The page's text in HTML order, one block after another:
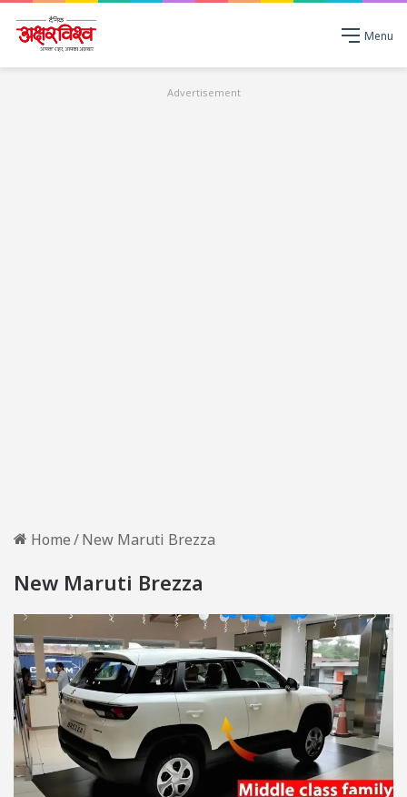
Menu
Advertisement
Home/New Maruti Brezza
New Maruti Brezza